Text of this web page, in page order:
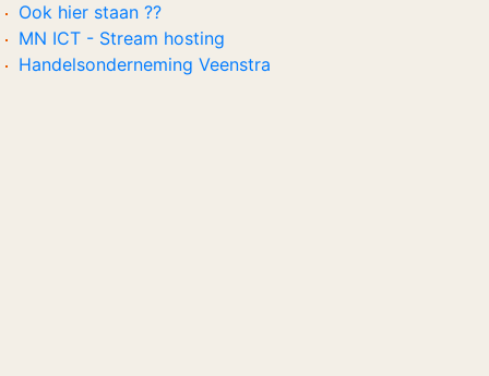
Ook hier staan ??
MN ICT - Stream hosting
Handelsonderneming Veenstra